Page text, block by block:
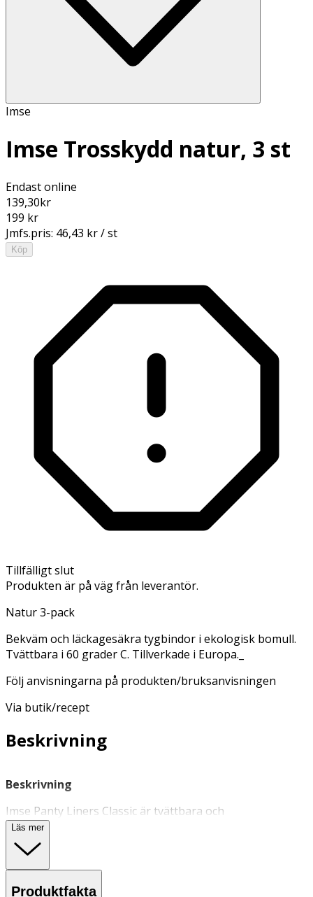
Imse
Imse Trosskydd natur, 3 st
Endast online
139,30kr
199 kr
Jmfs.pris: 46,43 kr / st
Köp
Tillfälligt slut
Produkten är på väg från leverantör.
Natur 3-pack
Bekväm och läckagesäkra tygbindor i ekologisk bomull.
Tvättbara i 60 grader C. Tillverkade i Europa._
Följ anvisningarna på produkten/bruksanvisningen
Via butik/recept
Beskrivning
Beskrivning
Imse Panty Liners Classic är tvättbara och
återanvändbara
och slemhinnor. Kan användas vid lätt mens, mindre
urinläckage eller som komplement till tampong eller
menskopp.
Läs mer
Produktfakta